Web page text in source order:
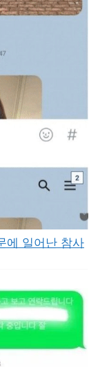
에 일어난 참사